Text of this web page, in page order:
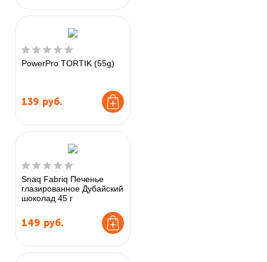
PowerPro TORTIK (55g)
139 руб.
Snaq Fabriq Печенье
глазированное Дубайский
шоколад 45 г
149 руб.